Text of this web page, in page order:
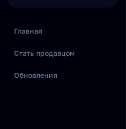
Главная
Стать продавцом
Обновления